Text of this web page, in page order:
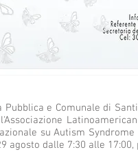
e Comunale di
l'Associazione
su Autism
agosto dalle 7:30 alle